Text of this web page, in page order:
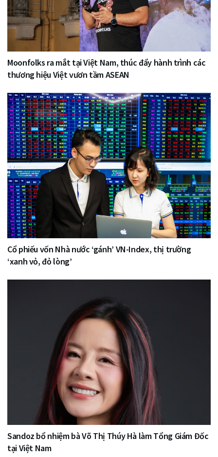
Moonfolks ra mắt tại Việt Nam, thúc đẩy hành trình các
thương hiệu Việt vươn tầm ASEAN
Cổ phiếu vốn Nhà nước ‘gánh’ VN-Index, thị trường
‘xanh vỏ, đỏ lòng’
Sandoz bổ nhiệm bà Võ Thị Thúy Hà làm Tổng Giám Đốc
tại Việt Nam